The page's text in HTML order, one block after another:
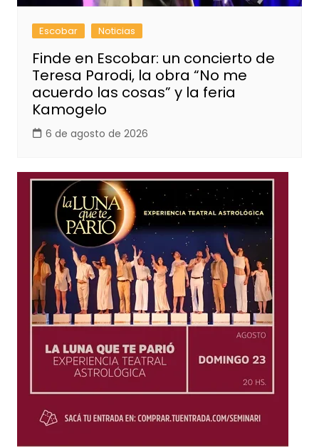
Escobar Noticias
Finde en Escobar: un concierto de
Teresa Parodi, la obra “No me
acuerdo las cosas” y la feria
Kamogelo
6 de agosto de 2026